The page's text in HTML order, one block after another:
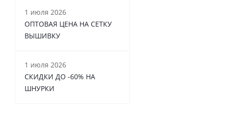
1 июля 2026
ОПТОВАЯ ЦЕНА НА СЕТКУ
ВЫШИВКУ
1 июля 2026
СКИДКИ ДО -60% НА
ШНУРКИ